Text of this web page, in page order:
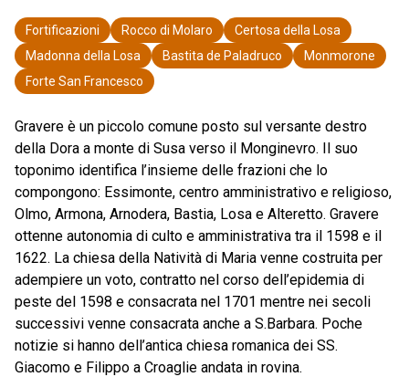
Fortificazioni Rocco di Molaro
Certosa della Losa
Madonna della Losa
Bastita de Paladruco
Monmorone
Forte San Francesco
Gravere è un piccolo comune posto sul versante destro
della Dora a monte di Susa verso il Monginevro. Il suo
toponimo identifica l’insieme delle frazioni che lo
compongono: Essimonte, centro amministrativo e religioso,
Olmo, Armona, Arnodera, Bastia, Losa e Alteretto. Gravere
ottenne autonomia di culto e amministrativa tra il 1598 e il
1622. La chiesa della Natività di Maria venne costruita per
adempiere un voto, contratto nel corso dell’epidemia di
peste del 1598 e consacrata nel 1701 mentre nei secoli
successivi venne consacrata anche a S.Barbara. Poche
notizie si hanno dell’antica chiesa romanica dei SS.
Giacomo e Filippo a Croaglie andata in rovina.